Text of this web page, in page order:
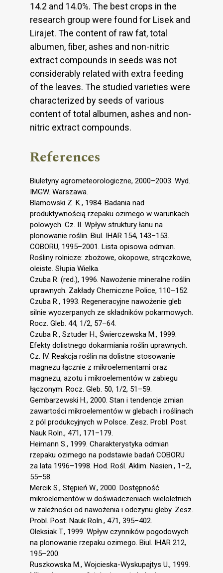
14.2 and 14.0%. The best crops in the
research group were found for Lisek and
Lirajet. The content of raw fat, total
albumen, fiber, ashes and non-nitric
extract compounds in seeds was not
considerably related with extra feeding
of the leaves. The studied varieties were
characterized by seeds of various
content of total albumen, ashes and non-
nitric extract compounds.
References
Biuletyny agrometeorologiczne, 2000–2003. Wyd.
IMGW. Warszawa.
Blamowski Z. K., 1984. Badania nad
produktywnością rzepaku ozimego w warunkach
polowych. Cz. II. Wpływ struktury łanu na
plonowanie roślin. Biul. IHAR 154, 143–153.
COBORU, 1995–2001. Lista opisowa odmian.
Rośliny rolnicze: zbożowe, okopowe, strączkowe,
oleiste. Słupia Wielka.
Czuba R. (red.), 1996. Nawożenie mineralne roślin
uprawnych. Zakłady Chemiczne Police, 110–152.
Czuba R., 1993. Regeneracyjne nawożenie gleb
silnie wyczerpanych ze składników pokarmowych.
Rocz. Gleb. 44, 1/2, 57–64.
Czuba R., Sztuder H., Świerczewska M., 1999.
Efekty dolistnego dokarmiania roślin uprawnych.
Cz. IV. Reakcja roślin na dolistne stosowanie
magnezu łącznie z mikroelementami oraz
magnezu, azotu i mikroelementów w zabiegu
łączonym. Rocz. Gleb. 50, 1/2, 51–59.
Gembarzewski H., 2000. Stan i tendencje zmian
zawartości mikroelementów w glebach i roślinach
z pól produkcyjnych w Polsce. Zesz. Probl. Post.
Nauk Roln., 471, 171–179.
Heimann S., 1999. Charakterystyka odmian
rzepaku ozimego na podstawie badań COBORU
za lata 1996–1998. Hod. Rośl. Aklim. Nasien., 1–2,
55–58.
Mercik S., Stępień W., 2000. Dostępność
mikroelementów w doświadczeniach wieloletnich
w zależności od nawożenia i odczynu gleby. Zesz.
Probl. Post. Nauk Roln., 471, 395–402.
Oleksiak T., 1999. Wpływ czynników pogodowych
na plonowanie rzepaku ozimego. Biul. IHAR 212,
195–200.
Ruszkowska M., Wojcieska-Wyskupajtys U., 1999.